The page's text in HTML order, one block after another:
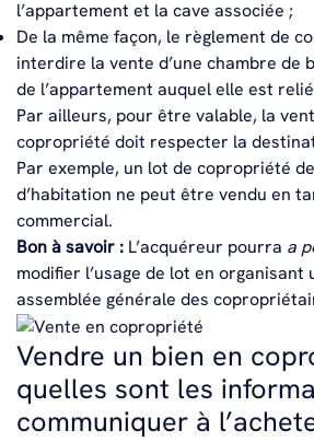
l’appartement et la cave associée ;
De la même façon, le règlement de
interdire la vente d’une chambre de
de l’appartement auquel elle est
Par ailleurs, pour être valable, la
copropriété doit respecter la
Par exemple, un lot de copropriété
d’habitation ne peut être vendu en
commercial.
Bon à savoir : L’acquéreur pourra a
modifier l’usage de lot en organisant
assemblée générale des
Vendre un bien en
quelles sont les
communiquer à